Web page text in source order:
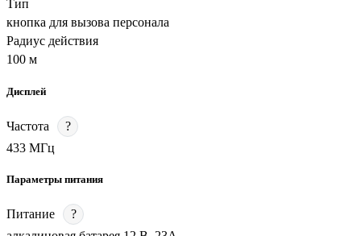
Тип
кнопка для вызова персонала
Радиус действия
100 м
Дисплей
Частота
?
433 МГц
Параметры питания
Питание
?